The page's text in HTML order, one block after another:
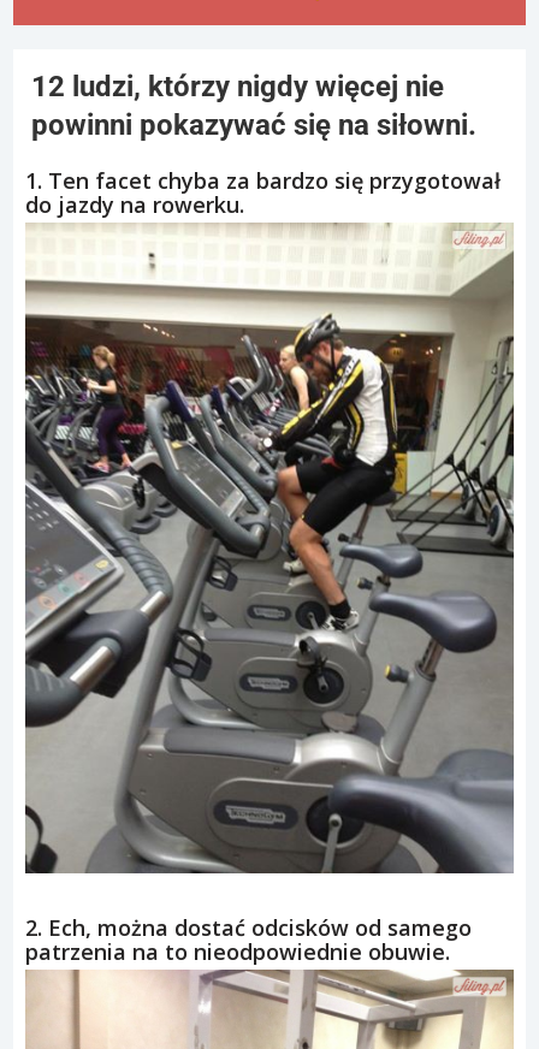
12 ludzi, którzy nigdy więcej nie
powinni pokazywać się na siłowni.
1. Ten facet chyba za bardzo się przygotował
do jazdy na rowerku.
2. Ech, można dostać odcisków od samego
patrzenia na to nieodpowiednie obuwie.